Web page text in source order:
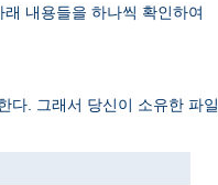
내용들을 하나씩 확인하여
다. 그래서 당신이 소유한 파일